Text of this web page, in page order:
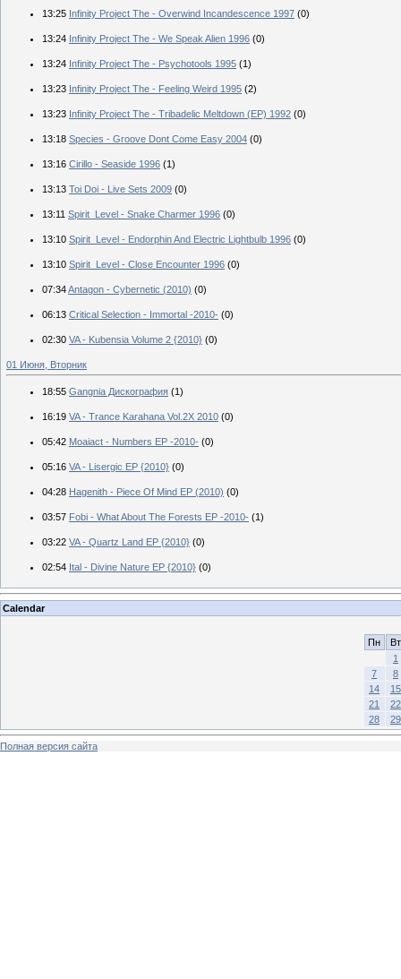
13:25 Infinity Project The - Overwind Incandescence 1997 (0)
13:24 Infinity Project The - We Speak Alien 1996 (0)
13:24 Infinity Project The - Psychotools 1995 (1)
13:23 Infinity Project The - Feeling Weird 1995 (2)
13:23 Infinity Project The - Tribadelic Meltdown (EP) 1992 (0)
13:18 Species - Groove Dont Come Easy 2004 (0)
13:16 Cirillo - Seaside 1996 (1)
13:13 Toi Doi - Live Sets 2009 (0)
13:11 Spirit_Level - Snake Charmer 1996 (0)
13:10 Spirit_Level - Endorphin And Electric Lightbulb 1996 (0)
13:10 Spirit_Level - Close Encounter 1996 (0)
07:34Antagon - Cybernetic (2010) (0)
06:13 Critical Selection - Immortal -2010- (0)
02:30 VA - Kubensia Volume 2 {2010} (0)
01 Июня, Вторник
18:55 Gangnia Дискография (1)
16:19 VA - Trance Karahana Vol.2X 2010 (0)
05:42 Moaiact - Numbers EP -2010- (0)
05:16 VA - Lisergic EP {2010} (0)
04:28 Hagenith - Piece Of Mind EP (2010) (0)
03:57 Fobi - What About The Forests EP -2010- (1)
03:22 VA - Quartz Land EP {2010} (0)
02:54 Ital - Divine Nature EP {2010} (0)
Calendar
Пн
Вт
1
7
8
14
15
21
22
28
29
Полная версия сайта